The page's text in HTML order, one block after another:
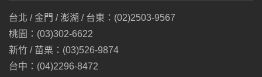
台北 / 金門 / 澎湖 / 台東：(02)2503-9567
桃園：(03)302-6622
新竹 / 苗栗：(03)526-9874
台中：(04)2296-8472